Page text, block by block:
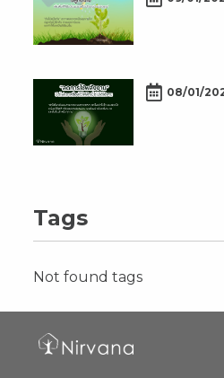
08/01/
Tags
Not found tags